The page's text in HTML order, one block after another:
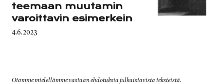
teemaan muutamin
varoittavin esimerkein
Published
4.6.2023
Otamme mielellämme vastaan ehdotuksia julkaistavista teksteistä.